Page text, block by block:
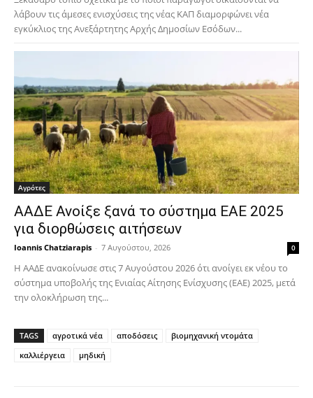
λάβουν τις άμεσες ενισχύσεις της νέας ΚΑΠ διαμορφώνει νέα
εγκύκλιος της Ανεξάρτητης Αρχής Δημοσίων Εσόδων...
Αγρότες
ΑΑΔΕ Ανοίξε ξανά το σύστημα ΕΑΕ 2025
για διορθώσεις αιτήσεων
Ioannis Chatziarapis - 7 Αυγούστου, 2026 0
Η ΑΑΔΕ ανακοίνωσε στις 7 Αυγούστου 2026 ότι ανοίγει εκ νέου το
σύστημα υποβολής της Ενιαίας Αίτησης Ενίσχυσης (ΕΑΕ) 2025, μετά
την ολοκλήρωση της...
TAGS αγροτικά νέα αποδόσεις
βιομηχανική ντομάτα
καλλιέργεια
μηδική